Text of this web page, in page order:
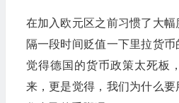
在加入欧元区之前习惯了大
隔一段时间贬值一下里拉货
觉得德国的货币政策太死板
来，更是觉得，我们为什么